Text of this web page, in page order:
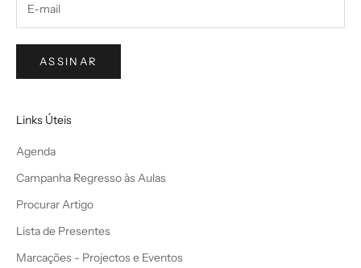
ASSINAR
Links Úteis
Agenda
Campanha Regresso às Aulas
Procurar Artigo
Lista de Presentes
Marcações - Projectos e Eventos